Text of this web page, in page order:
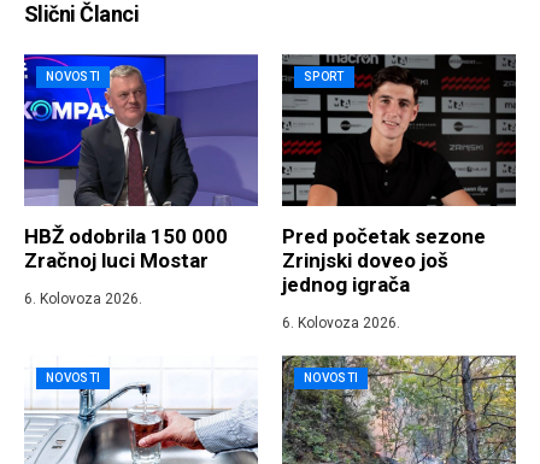
Slični Članci
NOVOSTI
HBŽ odobrila 150 000
Zračnoj luci Mostar
6. Kolovoza 2026.
SPORT
Pred početak sezone
Zrinjski doveo još
jednog igrača
6. Kolovoza 2026.
NOVOSTI NOVOSTI